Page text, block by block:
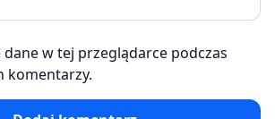
w tej przeglądarce podczas
komentarzy.